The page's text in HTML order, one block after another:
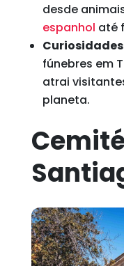
desde
espanhol até
fúnebres em
atrai
planeta.